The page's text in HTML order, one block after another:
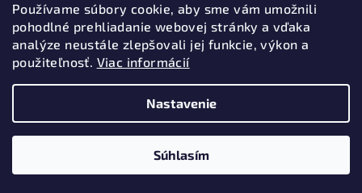
Používame súbory cookie, aby sme vám umožnili
pohodlné prehliadanie webovej stránky a vďaka
analýze neustále zlepšovali jej funkcie, výkon a
použiteľnosť. Viac informácií
Nastavenie
Súhlasím
objednavky@janetecreative.sk
+421905499957
Vytvoril Shoptet